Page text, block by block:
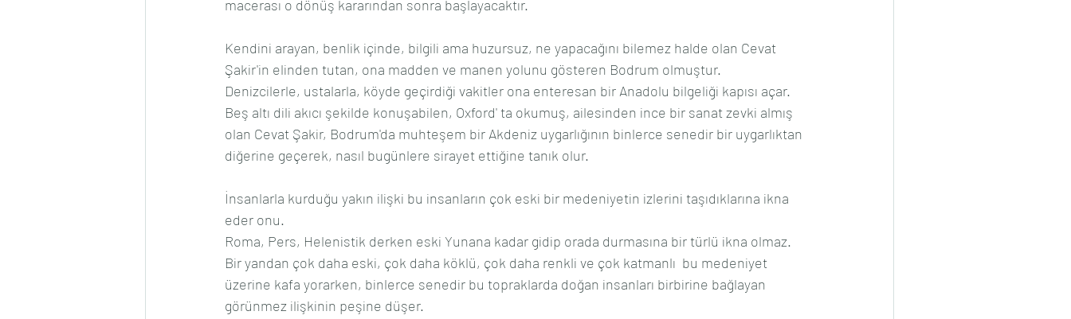
macerası o dönüş kararından sonra başlayacaktır.
Kendini arayan, benlik içinde, bilgili ama huzursuz, ne yapacağını bilemez halde olan Cevat
Şakir'in elinden tutan, ona madden ve manen yolunu gösteren Bodrum olmuştur.
Denizcilerle, ustalarla, köyde geçirdiği vakitler ona enteresan bir Anadolu bilgeliği kapısı açar.
Beş altı dili akıcı şekilde konuşabilen, Oxford' ta okumuş, ailesinden ince bir sanat zevki almış
olan Cevat Şakir, Bodrum'da muhteşem bir Akdeniz uygarlığının binlerce senedir bir uygarlıktan
diğerine geçerek, nasıl bugünlere sirayet ettiğine tanık olur.
İnsanlarla kurduğu yakın ilişki bu insanların çok eski bir medeniyetin izlerini taşıdıklarına ikna
eder onu.
Roma, Pers, Helenistik derken eski Yunana kadar gidip orada durmasına bir türlü ikna olmaz.
Bir yandan çok daha eski, çok daha köklü, çok daha renkli ve çok katmanlı  bu medeniyet
üzerine kafa yorarken, binlerce senedir bu topraklarda doğan insanları birbirine bağlayan
görünmez ilişkinin peşine düşer.